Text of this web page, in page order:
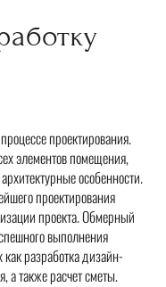
проектирования.
элементов помещения,
особенности.
проектирования
проекта. Обмерный
выполнения
разработка дизайн-
а также расчет сметы.